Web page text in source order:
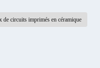
de circuits imprimés en céramique